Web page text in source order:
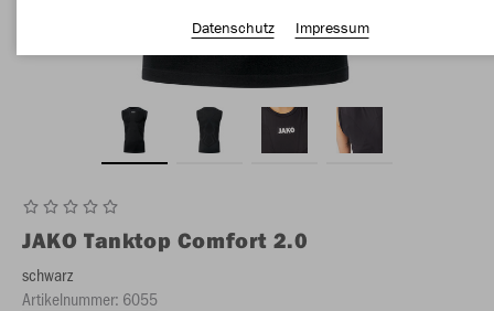
JAKO Tanktop Comfort 2.0
schwarz
Artikelnummer: 6055
Datenschutz
Impressum